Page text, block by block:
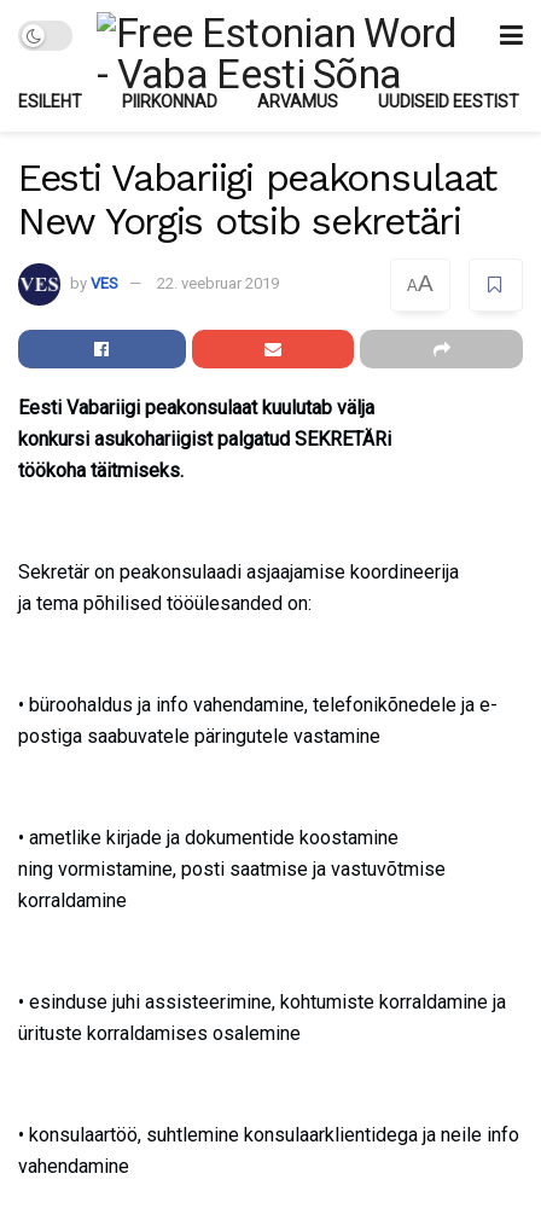
ESILEHT PIIRKONNAD ARVAMUS UUDISEID EESTIST
Eesti Vabariigi peakonsulaat
New Yorgis otsib sekretäri
by VES 22. veebruar 2019 AA
Eesti Vabariigi peakonsulaat kuulutab välja
konkursi asukohariigist palgatud SEKRETÄRi
töökoha täitmiseks.
Sekretär on peakonsulaadi asjaajamise koordineerija
ja tema põhilised tööülesanded on:
• büroohaldus ja info vahendamine, telefonikõnedele ja e-
postiga saabuvatele päringutele vastamine
• ametlike kirjade ja dokumentide koostamine
ning vormistamine, posti saatmise ja vastuvõtmise
korraldamine
• esinduse juhi assisteerimine, kohtumiste korraldamine ja
ürituste korraldamises osalemine
• konsulaartöö, suhtlemine konsulaarklientidega ja neile info
vahendamine